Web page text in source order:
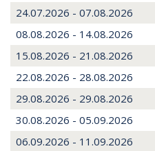
24.07.2026 - 07.08.2026
08.08.2026 - 14.08.2026
15.08.2026 - 21.08.2026
22.08.2026 - 28.08.2026
29.08.2026 - 29.08.2026
30.08.2026 - 05.09.2026
06.09.2026 - 11.09.2026